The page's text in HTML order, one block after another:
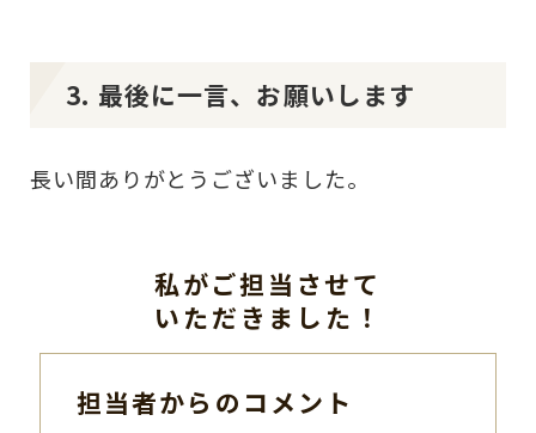
3. 最後に一言、お願いします
長い間ありがとうございました。
私がご担当させて
いただきました！
担当者からのコメント